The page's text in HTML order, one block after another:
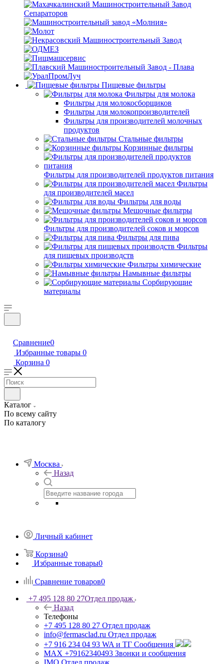
Пищевые фильтры
Фильтры для молока
Фильтры для молокосборщиков
Фильтры для молокопроизводителей
Фильтры для производителей молочных
продуктов
Стальные фильтры
Корзинные фильтры
Фильтры для производителей продуктов питания
Фильтры
для производителей масел
Фильтры для воды
Мешочные фильтры
Фильтры для производителей соков и морсов
Фильтры для пива
Фильтры
для пищевых производств
Фильтры химические
Намывные фильтры
Сорбирующие
материалы
Сравнение0
Избранные товары 0
Корзина 0
Каталог
По всему сайту
По каталогу
Москва
Назад
Личный кабинет
Корзина0
Избранные товары0
Сравнение товаров0
+7 495 128 80 27Отдел продаж
Назад
Телефоны
+7 495 128 80 27 Отдел продаж
info@fermasclad.ru Отдел продаж
+7 916 234 04 93 WA и ТГ Сообщения
MAX +79162340493 Звонки и сообщения
IMO Отдел продаж